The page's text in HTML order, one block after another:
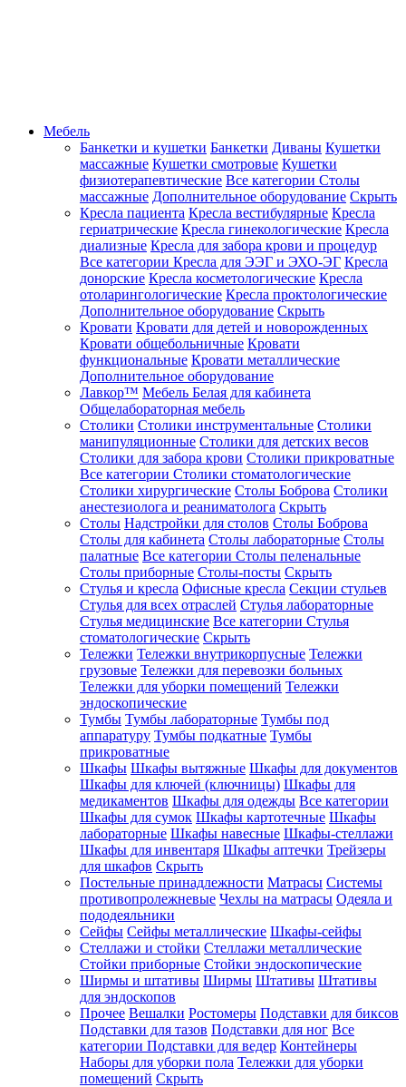
Мебель
Банкетки и кушетки Банкетки Диваны Кушетки
массажные Кушетки смотровые Кушетки
физиотерапевтические Все категории Столы
массажные Дополнительное оборудование Скрыть
Кресла пациента Кресла вестибулярные Кресла
гериатрические Кресла гинекологические Кресла
диализные Кресла для забора крови и процедур
Все категории Кресла для ЭЭГ и ЭХО-ЭГ Кресла
донорские Кресла косметологические Кресла
отоларингологические Кресла проктологические
Дополнительное оборудование Скрыть
Кровати Кровати для детей и новорожденных
Кровати общебольничные Кровати
функциональные Кровати металлические
Дополнительное оборудование
Лавкор™ Мебель Белая для кабинета
Общелабораторная мебель
Столики Столики инструментальные Столики
манипуляционные Столики для детских весов
Столики для забора крови Столики прикроватные
Все категории Столики стоматологические
Столики хирургические Столы Боброва Столики
анестезиолога и реаниматолога Скрыть
Столы Надстройки для столов Столы Боброва
Столы для кабинета Столы лабораторные Столы
палатные Все категории Столы пеленальные
Столы приборные Столы-посты Скрыть
Стулья и кресла Офисные кресла Секции стульев
Стулья для всех отраслей Стулья лабораторные
Стулья медицинские Все категории Стулья
стоматологические Скрыть
Тележки Тележки внутрикорпусные Тележки
грузовые Тележки для перевозки больных
Тележки для уборки помещений Тележки
эндоскопические
Тумбы Тумбы лабораторные Тумбы под
аппаратуру Тумбы подкатные Тумбы
прикроватные
Шкафы Шкафы вытяжные Шкафы для документов
Шкафы для ключей (ключницы) Шкафы для
медикаментов Шкафы для одежды Все категории
Шкафы для сумок Шкафы картотечные Шкафы
лабораторные Шкафы навесные Шкафы-стеллажи
Шкафы для инвентаря Шкафы аптечки Трейзеры
для шкафов Скрыть
Постельные принадлежности Матрасы Системы
противопролежневые Чехлы на матрасы Одеяла и
пододеяльники
Сейфы Сейфы металлические Шкафы-сейфы
Стеллажи и стойки Стеллажи металлические
Стойки приборные Стойки эндоскопические
Ширмы и штативы Ширмы Штативы Штативы
для эндоскопов
Прочее Вешалки Ростомеры Подставки для биксов
Подставки для тазов Подставки для ног Все
категории Подставки для ведер Контейнеры
Наборы для уборки пола Тележки для уборки
помещений Скрыть